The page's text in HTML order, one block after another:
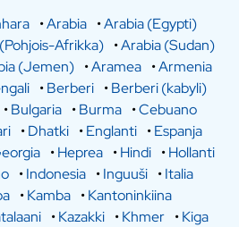
•Arabia •Arabia (Egypti)
Afrikka) •Arabia (Sudan)
(Jemen) •Aramea •Armenia
•Berberi •Berberi (kabyli)
•Bulgaria •Burma •Cebuano
•Dhatki •Englanti •Espanja
•Heprea •Hindi •Hollanti
•Indonesia •Inguuši •Italia
•Kamba •Kantoninkiina
•Kazakki •Khmer •Kiga